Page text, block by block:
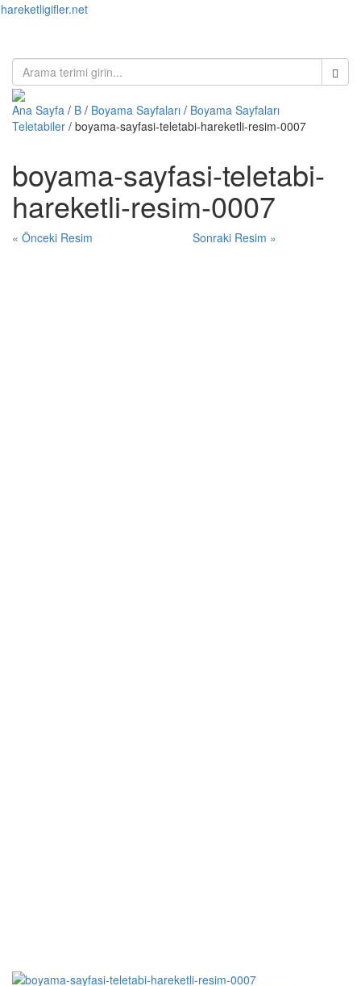
hareketligifler.net
Ana Sayfa / B / Boyama Sayfaları / Boyama Sayfaları
Teletabiler / boyama-sayfasi-teletabi-hareketli-resim-0007
boyama-sayfasi-teletabi-
hareketli-resim-0007
« Önceki Resim Sonraki Resim »